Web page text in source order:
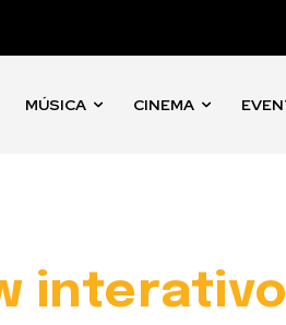
MÚSICA CINEMA